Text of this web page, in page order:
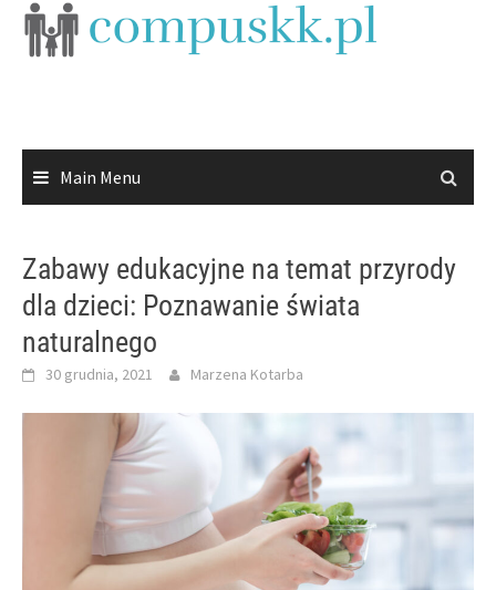
Skip
Main Menu
Zabawy edukacyjne na temat przyrody
dla dzieci: Poznawanie świata
naturalnego
30 grudnia, 2021 Marzena Kotarba